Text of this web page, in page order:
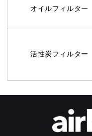
オイルフィルター
活性炭フィルター